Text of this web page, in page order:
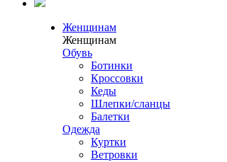
Женщинам
Женщинам
Обувь
Ботинки
Кроссовки
Кеды
Шлепки/сланцы
Балетки
Одежда
Куртки
Ветровки